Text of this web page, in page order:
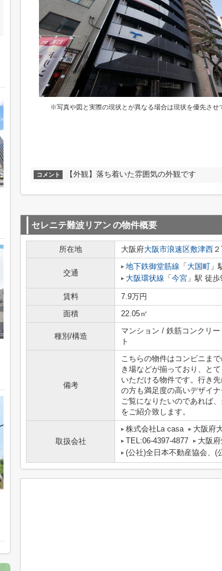
※写真や図と実際の現状とが異なる場合は現状を優先させ
コメント 【外観】落ち着いた雰囲気の外観です
セレニテ難波リアンの物件概要
所在地 大阪府大阪市浪速区敷津西
交通
地下鉄御堂筋線 「 大国町 」
大阪環状線 「 今宮 」駅 徒歩
賃料 7.9万円
面積
22.05㎡
種別/構造
マンション / 鉄筋コンクリー
ト
備考
こちらの物件はコンビニま
き場などが揃っており、と
いただける物件です。行き
の方も満足度の高いデザイ
ご覧になりたいのであれば
をご紹介致します。
取扱会社
株式会社La casa
大阪府
TEL:06-4397-4877
大阪
(公社)全日本不動産協会、(